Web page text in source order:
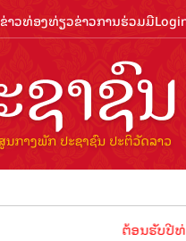
ຂ່າວທ່ອງທ່ຽວຂ່າວການຮ່ວມມື
ຕ້ອນຮັບປີທ່ອງທ່ຽ